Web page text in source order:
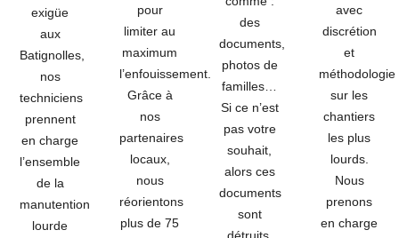
exigüe
aux
Batignolles,
nos
techniciens
prennent
en charge
l’ensemble
de la
manutention
lourde
pour
limiter au
maximum
l’enfouissement.
Grâce à
nos
partenaires
locaux,
nous
réorientons
plus de 75
des
documents,
photos de
familles…
Si ce n’est
pas votre
souhait,
alors ces
documents
sont
détruits.
avec
discrétion
et
méthodologie
sur les
chantiers
les plus
lourds.
Nous
prenons
en charge